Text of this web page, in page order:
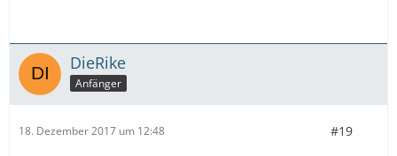
DieRike
Anfänger
18. Dezember 2017 um 12:48 #19